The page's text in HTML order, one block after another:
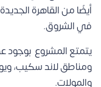
أيضًا منالقاهرة الجديدة
في الشروق.
يتمتع المشروع بوجود
ومناطق لاند سكيب،
والمولات.